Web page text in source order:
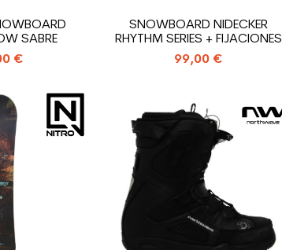
SABRE
€
SNOWBOARD NIDECKER
RHYTHM SERIES + FIJACIONES
99,00 €